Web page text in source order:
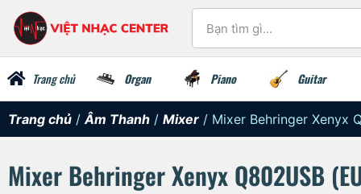
Trang chủ Organ Piano Guitar
Trang chủ / Âm Thanh / Mixer / Mixer Behringer Xenyx
Mixer Behringer Xenyx Q802USB